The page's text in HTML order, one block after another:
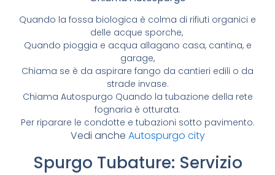
Quando la fossa biologica è colma di rifiuti organici e
delle acque sporche,
Quando pioggia e acqua allagano casa, cantina, e
garage,
Chiama se è da aspirare fango da cantieri edili o da
strade invase.
Chiama Autospurgo Quando la tubazione della rete
fognaria è otturata.
Per riparare le condotte e tubazioni sotto pavimento.
Vedi anche Autospurgo city
Spurgo Tubature: Servizio